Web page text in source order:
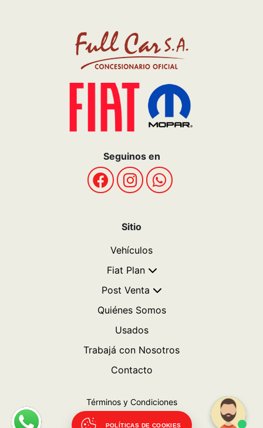
Seguinos en
Sitio
Vehículos
Fiat Plan
Post Venta
Quiénes Somos
Usados
Trabajá con Nosotros
Contacto
Términos y Condiciones
Politicas de privacidad
POLÍTICAS DE COOKIES